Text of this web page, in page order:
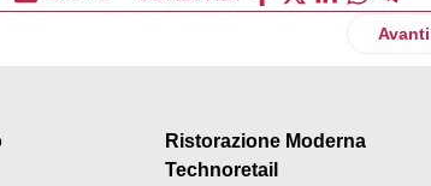
Avanti
Ristorazione Moderna
Technoretail